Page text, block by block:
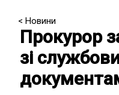
< Новини
Прокурор
зі